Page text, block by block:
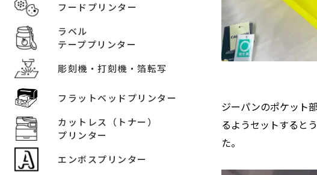
フードプリンター
ラベル
テーププリンター
彫刻機・打刻機・箔転写
フラットベッドプリンター
カットレス（トナー）
プリンター
エンボスプリンター
ジーパンのポケット
るようセットすると
た。